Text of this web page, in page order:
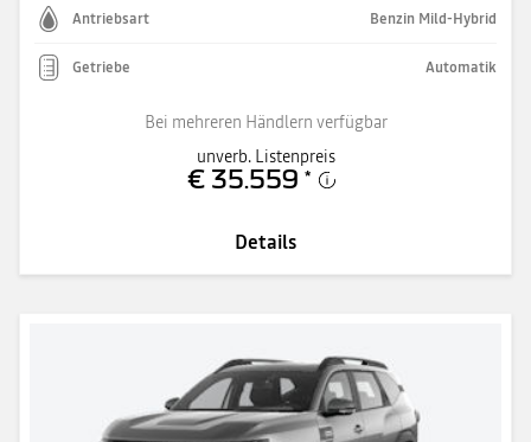
Antriebsart Benzin Mild-Hybrid
Getriebe Automatik
Bei mehreren Händlern verfügbar
unverb. Listenpreis
€ 35.559 *
Details